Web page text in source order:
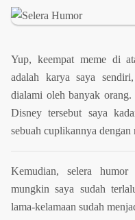
Yup, keempat meme di
adalah karya saya
dialami oleh banyak orang.
Disney tersebut saya
sebuah cuplikannya dengan
Kemudian, selera
mungkin saya sudah
lama-kelamaan sudah